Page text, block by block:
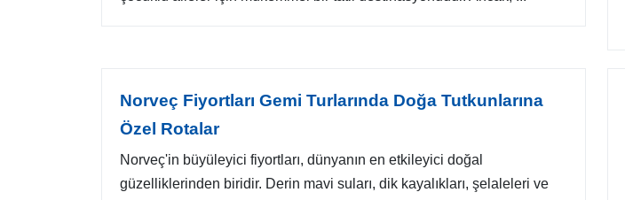
Norveç Fiyortları Gemi Turlarında Doğa Tutkunlarına
Özel Rotalar
Norveç'in büyüleyici fiyortları, dünyanın en etkileyici doğal
güzelliklerinden biridir. Derin mavi suları, dik kayalıkları, şelaleleri ve